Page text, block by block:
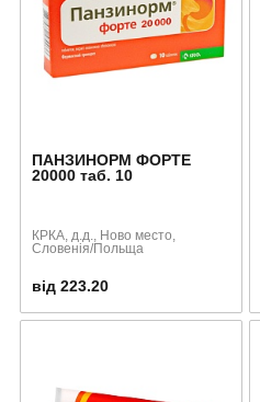
ПАНЗИНОРМ ФОРТЕ
20000 таб. 10
КРКА, д.д., Ново место,
Словенія/Польща
від 223.20